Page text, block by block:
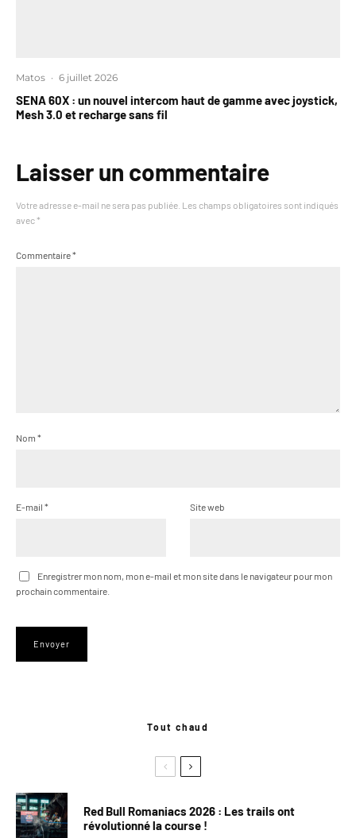
Matos · 6 juillet 2026
SENA 60X : un nouvel intercom haut de gamme avec joystick,
Mesh 3.0 et recharge sans fil
Laisser un commentaire
Votre adresse e-mail ne sera pas publiée. Les champs obligatoires sont indiqués
avec *
Commentaire*
Nom *
E-mail * Site web
Enregistrer mon nom, mon e-mail et mon site dans le navigateur pour mon
prochain commentaire.
Tout chaud
Red Bull Romaniacs 2026 : Les trails ont
révolutionné la course !